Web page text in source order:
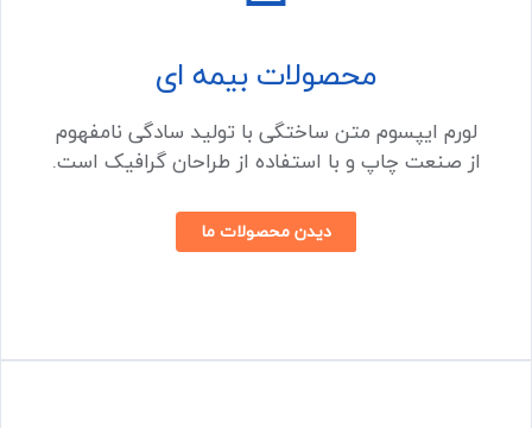
محصولات بیمه ای
لورم ایپسوم متن ساختگی با تولید سادگی نامفهوم
از صنعت چاپ و با استفاده از طراحان گرافیک است.
دیدن محصولات ما